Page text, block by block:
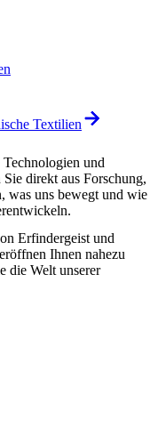
und
direkt aus Forschung,
was uns bewegt und wie
Textilien
Erfindergeist und
Ihnen nahezu
die Welt unserer